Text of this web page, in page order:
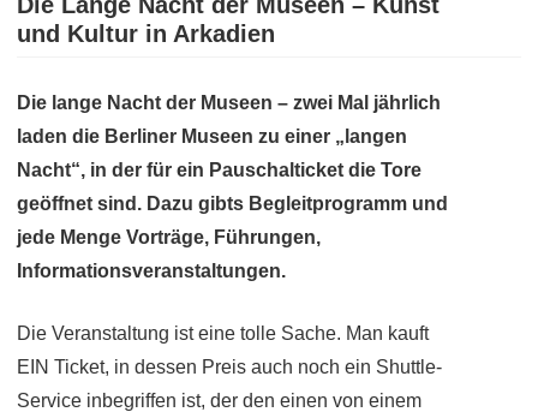
und Kultur in Arkadien
Die lange Nacht der Museen – zwei Mal jährlich
laden die Berliner Museen zu einer „langen
Nacht“, in der für ein Pauschalticket die Tore
geöffnet sind. Dazu gibts Begleitprogramm und
jede Menge Vorträge, Führungen,
Informationsveranstaltungen.
Die Veranstaltung ist eine tolle Sache. Man kauft
EIN Ticket, in dessen Preis auch noch ein Shuttle-
Service inbegriffen ist, der den einen von einem